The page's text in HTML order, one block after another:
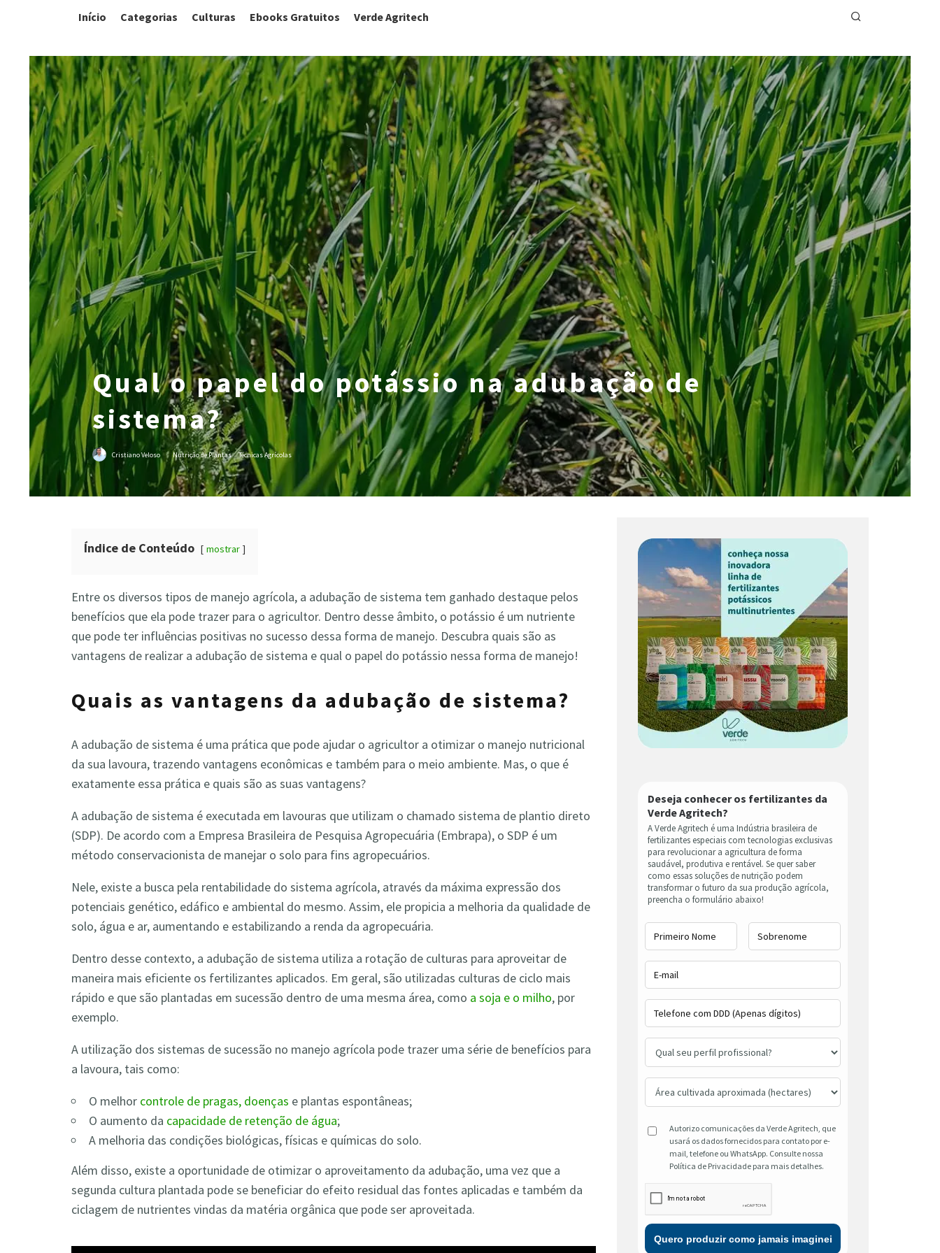
Início Categorias Culturas Ebooks Gratuitos Verde Agritech
Qual o papel do potássio na adubação de
sistema?
Cristiano Veloso · Nutrição de Plantas Técnicas Agrícolas
Índice de Conteúdo mostrar
Entre os diversos tipos de manejo agrícola, a adubação de sistema tem ganhado destaque pelos
benefícios que ela pode trazer para o agricultor. Dentro desse âmbito, o potássio é um nutriente
que pode ter influências positivas no sucesso dessa forma de manejo. Descubra quais são as
vantagens de realizar a adubação de sistema e qual o papel do potássio nessa forma de manejo!
Quais as vantagens da adubação de sistema?
A adubação de sistema é uma prática que pode ajudar o agricultor a otimizar o manejo nutricional
da sua lavoura, trazendo vantagens econômicas e também para o meio ambiente. Mas, o que é
exatamente essa prática e quais são as suas vantagens?
A adubação de sistema é executada em lavouras que utilizam o chamado sistema de plantio direto
(SDP). De acordo com a Empresa Brasileira de Pesquisa Agropecuária (Embrapa), o SDP é um
método conservacionista de manejar o solo para fins agropecuários.
Nele, existe a busca pela rentabilidade do sistema agrícola, através da máxima expressão dos
potenciais genético, edáfico e ambiental do mesmo. Assim, ele propicia a melhoria da qualidade de
solo, água e ar, aumentando e estabilizando a renda da agropecuária.
Dentro desse contexto, a adubação de sistema utiliza a rotação de culturas para aproveitar de
maneira mais eficiente os fertilizantes aplicados. Em geral, são utilizadas culturas de ciclo mais
rápido e que são plantadas em sucessão dentro de uma mesma área, como a soja e o milho, por
exemplo.
A utilização dos sistemas de sucessão no manejo agrícola pode trazer uma série de benefícios para
a lavoura, tais como:
O melhor controle de pragas, doenças e plantas espontâneas;
O aumento da capacidade de retenção de água;
A melhoria das condições biológicas, físicas e químicas do solo.
Além disso, existe a oportunidade de otimizar o aproveitamento da adubação, uma vez que a
segunda cultura plantada pode se beneficiar do efeito residual das fontes aplicadas e também da
ciclagem de nutrientes vindas da matéria orgânica que pode ser aproveitada.
Deseja conhecer os fertilizantes da
Verde Agritech?
A Verde Agritech é uma Indústria brasileira de
fertilizantes especiais com tecnologias exclusivas
para revolucionar a agricultura de forma
saudável, produtiva e rentável. Se quer saber
como essas soluções de nutrição podem
transformar o futuro da sua produção agrícola,
preencha o formulário abaixo!
Autorizo comunicações da Verde Agritech, que
usará os dados fornecidos para contato por e-
mail, telefone ou WhatsApp. Consulte nossa
Política de Privacidade para mais detalhes.